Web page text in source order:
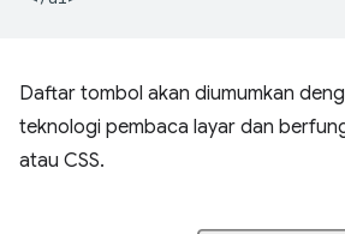
Daftar tombol akan diumumkan
teknologi pembaca layar dan
atau CSS.